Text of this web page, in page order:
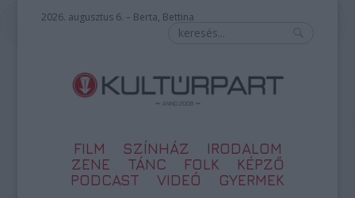
2026. augusztus 6. – Berta, Bettina
FILM SZÍNHÁZ
IRODALOM
ZENE
TÁNC FOLK
KÉPZŐ
PODCAST
VIDEÓ GYERMEK